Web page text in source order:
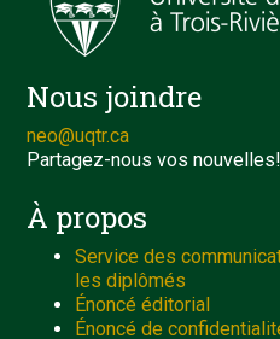
Nous joindre
neo@uqtr.ca
Partagez-nous vos nouvelles!
À propos
Service des
les diplômés
Énoncé éditorial
Énoncé de